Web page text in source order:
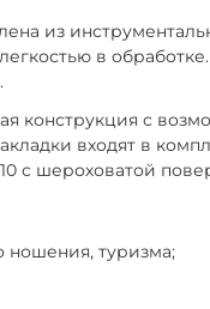
из
в обработке.
конструкция с
входят в
с шероховатой
ношения, туризма;